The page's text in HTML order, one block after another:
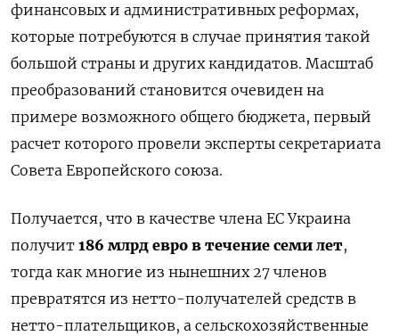
финансовых и административных реформах,
которые потребуются в случае принятия такой
большой страны и других кандидатов. Масштаб
преобразований становится очевиден на
примере возможного общего бюджета, первый
расчет которого провели эксперты секретариата
Совета Европейского союза.
Получается, что в качестве члена ЕС Украина
получит 186 млрд евро в течение семи лет,
тогда как многие из нынешних 27 членов
превратятся из нетто-получателей средств в
нетто-плательщиков, а сельскохозяйственные